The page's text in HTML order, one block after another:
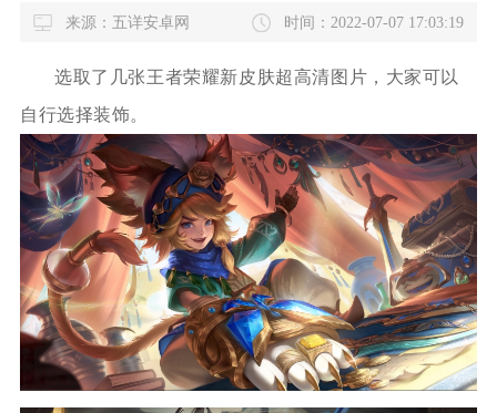
来源：五详安卓网 时间：2022-07-07 17:03:19
选取了几张王者荣耀新皮肤超高清图片，大家可以
自行选择装饰。